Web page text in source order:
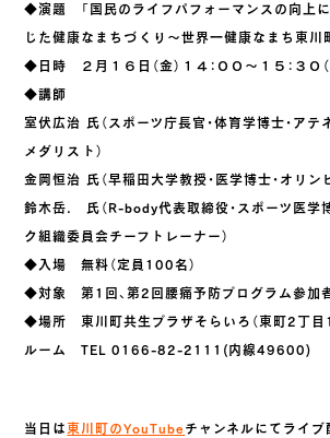
◆演題 「国民のライフパフォーマンスの向上
じた健康なまちづくり～世界一健康なまち東川
◆日時 ２月１６日（金）１４：００～１５：３０（
◆講師
室伏広治 氏（スポーツ庁長官・体育学博士・ア
メダリスト）
金岡恒治 氏（早稲田大学教授・医学博士・オリン
鈴木岳. 氏（R-body代表取締役・スポーツ医学
ク組織委員会チーフトレーナー）
◆入場 無料（定員100名）
◆対象 第1回、第2回腰痛予防プログラム参加
◆場所 東川町共生プラザそらいろ（東町2丁
ルーム TEL 0166-82-2111(内線49600)
当日は東川町のYouTube チャンネルにてライ